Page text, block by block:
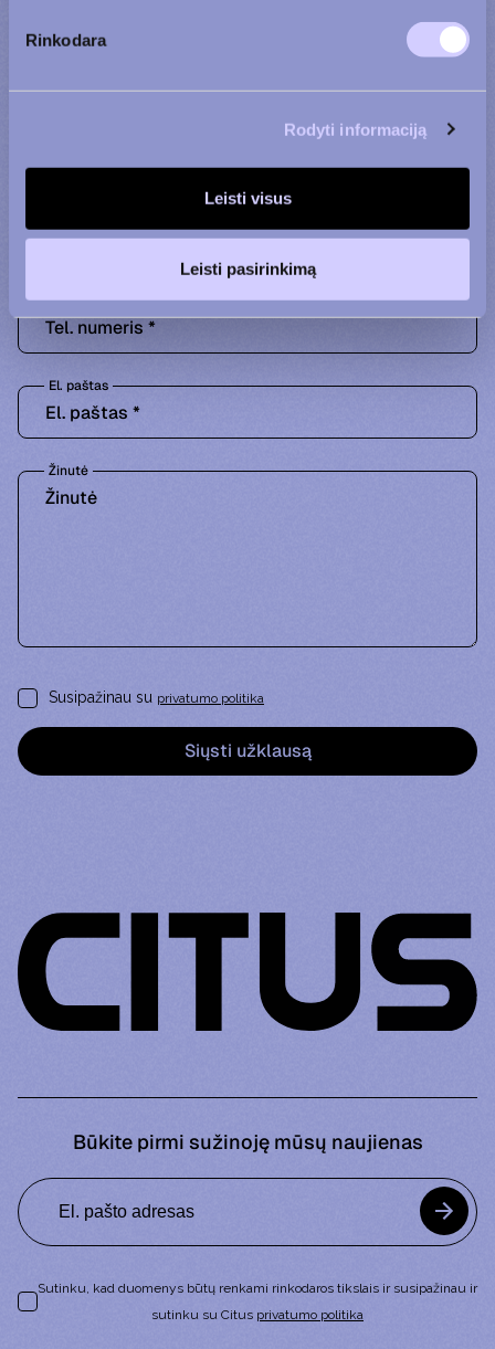
Rinkodara
Rodyti informaciją
Leisti visus
Leisti pasirinkimą
Agata
Komercinės patalpos
Justas
Tel. numeris
El. paštas
Žinutė
Susipažinau su privatumo politika
Būkite pirmi sužinoję mūsų naujienas
Sutinku, kad duomenys būtų renkami rinkodaros tikslais ir susipažinau ir
sutinku su Citus privatumo politika